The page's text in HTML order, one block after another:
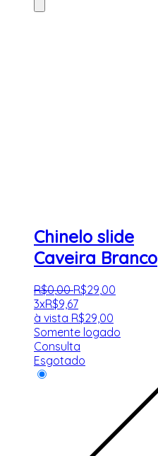
Chinelo slide
Caveira Branco
R$0,00 R$29 00
3xR$9,67
à vista R$29,00
Somente logado
Consulta
Esgotado